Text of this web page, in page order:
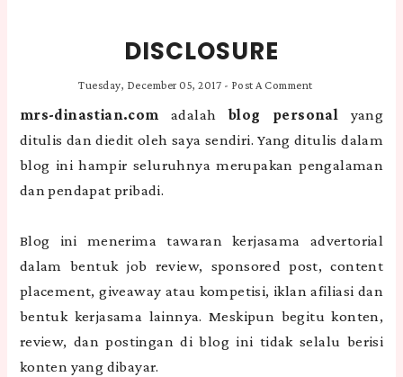
DISCLOSURE
Tuesday, December 05, 2017 - Post A Comment
mrs-dinastian.com adalahblog personal yang
ditulis dan diedit oleh saya sendiri. Yang ditulis dalam
blog ini hampir seluruhnya merupakan pengalaman
dan pendapat pribadi.
Blog ini menerima tawaran kerjasama advertorial
dalam bentuk job review, sponsored post, content
placement, giveaway atau kompetisi, iklan afiliasi dan
bentuk kerjasama lainnya. Meskipun begitu konten,
review, dan postingan di blog ini tidak selalu berisi
konten yang dibayar.